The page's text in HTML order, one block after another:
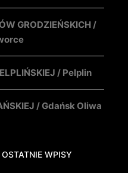
GRODZIEŃSKICH /
/ Pelplin
/ Gdańsk Oliwa
WPISY